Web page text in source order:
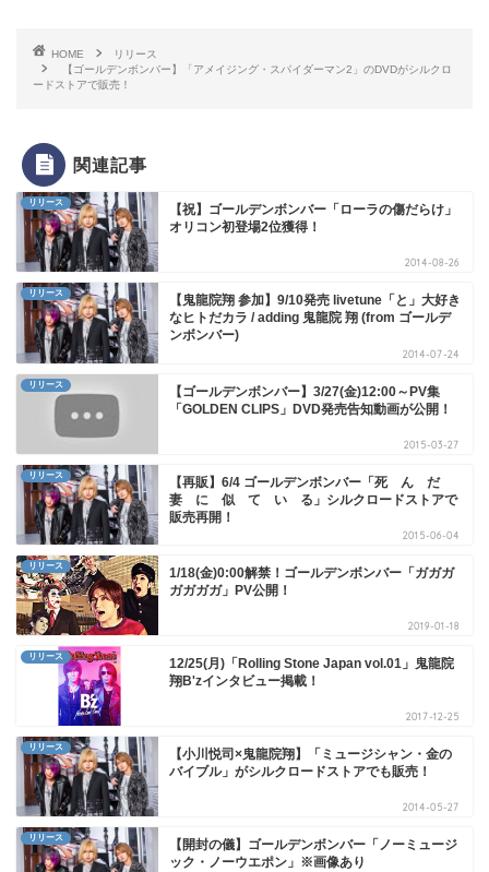
HOME
リリース
【ゴールデンボンバー】「アメイジング・スパイダーマン2」のDVDがシルクロ
ードストアで販売！
関連記事
リリース
【祝】ゴールデンボンバー「ローラの傷だらけ」
オリコン初登場2位獲得！
2014-08-26
リリース
【鬼龍院翔 参加】9/10発売 livetune「と」大好き
なヒトだカラ / adding 鬼龍院 翔 (from ゴールデ
ンボンバー)
2014-07-24
リリース
【ゴールデンボンバー】3/27(金)12:00～PV集
「GOLDEN CLIPS」DVD発売告知動画が公開！
2015-03-27
リリース
【再販】6/4 ゴールデンボンバー「死 ん だ
妻 に 似 て い る」シルクロードストアで
販売再開！
2015-06-04
リリース
1/18(金)0:00解禁！ゴールデンボンバー「ガガガ
ガガガガ」PV公開！
2019-01-18
リリース
12/25(月)「Rolling Stone Japan vol.01」鬼龍院
翔B'zインタビュー掲載！
2017-12-25
リリース
【小川悦司×鬼龍院翔】「ミュージシャン・金の
バイブル」がシルクロードストアでも販売！
2014-05-27
リリース
【開封の儀】ゴールデンボンバー「ノーミュージ
ック・ノーウエポン」※画像あり